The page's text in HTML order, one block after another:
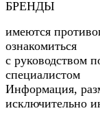
БРЕНДЫ
имеются
ознакомиться
с руководством
специалистом
Информация,
исключительно